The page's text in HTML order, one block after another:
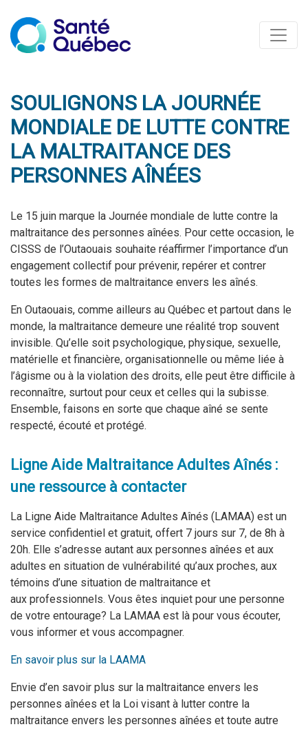
SOULIGNONS LA JOURNÉE
MONDIALE DE LUTTE CONTRE
LA MALTRAITANCE DES
PERSONNES AÎNÉES
Le 15 juin marque la Journée mondiale de lutte contre la
maltraitance des personnes aînées. Pour cette occasion, le
CISSS de l’Outaouais souhaite réaffirmer l’importance d’un
engagement collectif pour prévenir, repérer et contrer
toutes les formes de maltraitance envers les aînés.
En Outaouais, comme ailleurs au Québec et partout dans le
monde, la maltraitance demeure une réalité trop souvent
invisible. Qu’elle soit psychologique, physique, sexuelle,
matérielle et financière, organisationnelle ou même liée à
l’âgisme ou à la violation des droits, elle peut être difficile à
reconnaître, surtout pour ceux et celles qui la subisse.
Ensemble, faisons en sorte que chaque aîné se sente
respecté, écouté et protégé.
Ligne Aide Maltraitance Adultes Aînés :
une ressource à contacter
La Ligne Aide Maltraitance Adultes Aînés (LAMAA) est un
service confidentiel et gratuit, offert 7 jours sur 7, de 8h à
20h. Elle s’adresse autant aux personnes aînées et aux
adultes en situation de vulnérabilité qu’aux proches, aux
témoins d’une situation de maltraitance et
aux professionnels. Vous êtes inquiet pour une personne
de votre entourage? La LAMAA est là pour vous écouter,
vous informer et vous accompagner.
En savoir plus sur la LAAMA
Envie d’en savoir plus sur la maltraitance envers les
personnes aînées et la Loi visant à lutter contre la
maltraitance envers les personnes aînées et toute autre